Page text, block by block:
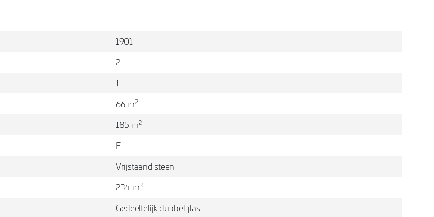
en
is
extra
De
1901
2
1
66 m2
185 m2
F
Vrijstaand steen
234 m3
Gedeeltelijk dubbelglas